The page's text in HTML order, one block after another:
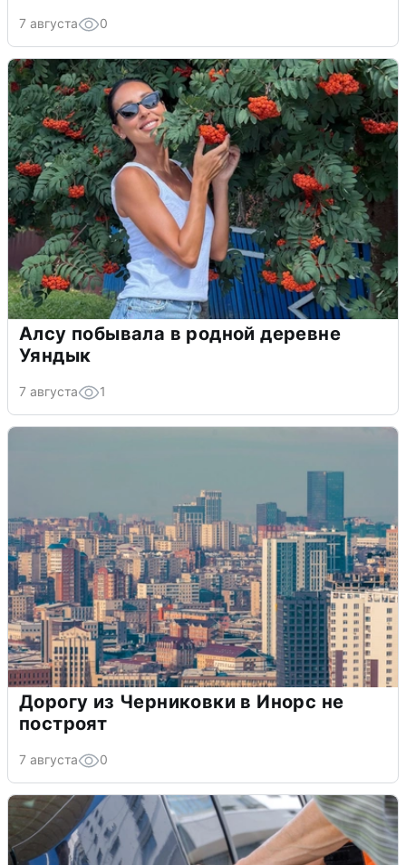
7 августа 0
Алсу побывала в родной деревне
Уяндык
7 августа 1
Дорогу из Черниковки в Инорс не
построят
7 августа 0